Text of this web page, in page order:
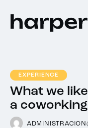
EXPERIENCE
What we
a coworking